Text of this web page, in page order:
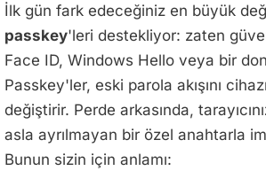
İlk gün fark edeceğiniz en büyük
passkey'leri destekliyor: zaten
Face ID, Windows Hello veya bir
Passkey'ler, eski parola akışını
değiştirir. Perde arkasında,
asla ayrılmayan bir özel anahtarla
Bunun sizin için anlamı: